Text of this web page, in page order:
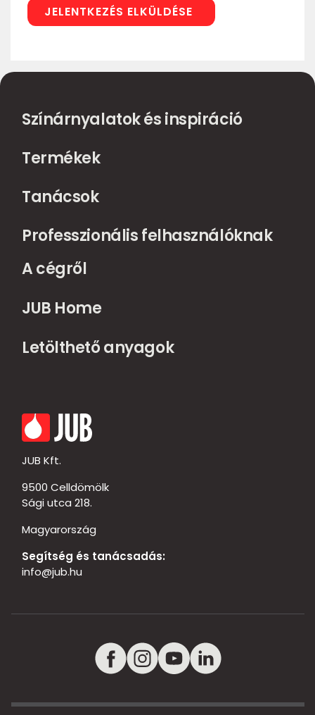
Színárnyalatok és inspiráció
Termékek
Tanácsok
Professzionális felhasználóknak
A cégről
JUB Home
Letölthető anyagok
JUB Kft.
9500 Celldömölk
Sági utca 218.
Magyarország
Segítség és tanácsadás:
info@jub.hu